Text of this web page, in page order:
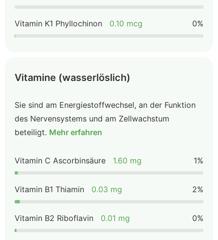
Vitamin K1 Phyllochinon 0.10 mcg 0%
Vitamine (wasserlöslich)
Sie sind am Energiestoffwechsel, an der Funktion
des Nervensystems und am Zellwachstum
beteiligt. Mehr erfahren
Vitamin C Ascorbinsäure 1.60 mg 1%
Vitamin B1 Thiamin 0.03 mg 2%
Vitamin B2 Riboflavin 0.01 mg 0%